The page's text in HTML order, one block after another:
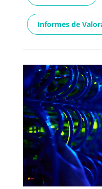
Informes de